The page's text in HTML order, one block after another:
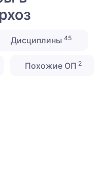
Дисциплины 45
Похожие ОП 2